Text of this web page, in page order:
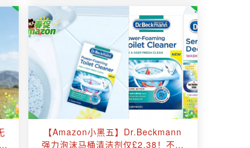
【Amazon小黑五】Dr.Beckmann
强力泡沫马桶清洁剂仅£2.38！不用